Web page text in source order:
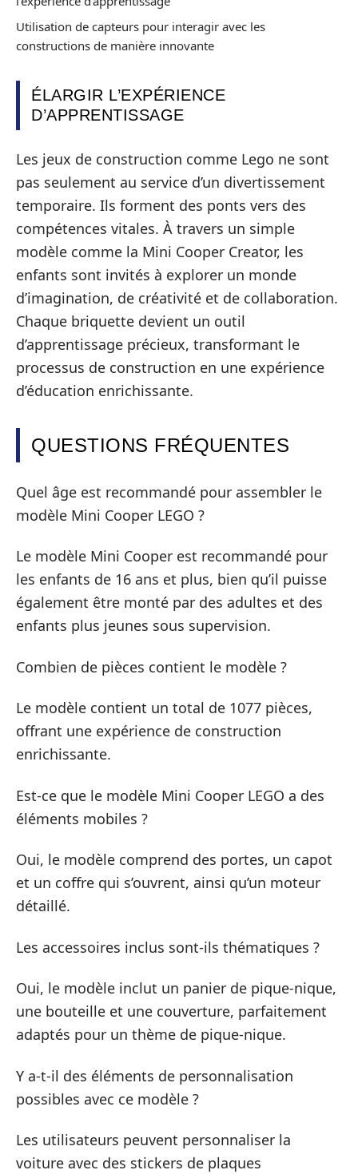
Utilisation de capteurs pour interagir avec les
constructions de manière innovante
ÉLARGIR L’EXPÉRIENCE
D’APPRENTISSAGE
Les jeux de construction comme Lego ne sont
pas seulement au service d’un divertissement
temporaire. Ils forment des ponts vers des
compétences vitales. À travers un simple
modèle comme la Mini Cooper Creator, les
enfants sont invités à explorer un monde
d’imagination, de créativité et de collaboration.
Chaque briquette devient un outil
d’apprentissage précieux, transformant le
processus de construction en une expérience
d’éducation enrichissante.
QUESTIONS FRÉQUENTES
Quel âge est recommandé pour assembler le
modèle Mini Cooper LEGO ?
Le modèle Mini Cooper est recommandé pour
les enfants de 16 ans et plus, bien qu’il puisse
également être monté par des adultes et des
enfants plus jeunes sous supervision.
Combien de pièces contient le modèle ?
Le modèle contient un total de 1077 pièces,
offrant une expérience de construction
enrichissante.
Est-ce que le modèle Mini Cooper LEGO a des
éléments mobiles ?
Oui, le modèle comprend des portes, un capot
et un coffre qui s’ouvrent, ainsi qu’un moteur
détaillé.
Les accessoires inclus sont-ils thématiques ?
Oui, le modèle inclut un panier de pique-nique,
une bouteille et une couverture, parfaitement
adaptés pour un thème de pique-nique.
Y a-t-il des éléments de personnalisation
possibles avec ce modèle ?
Les utilisateurs peuvent personnaliser la
voiture avec des stickers de plaques